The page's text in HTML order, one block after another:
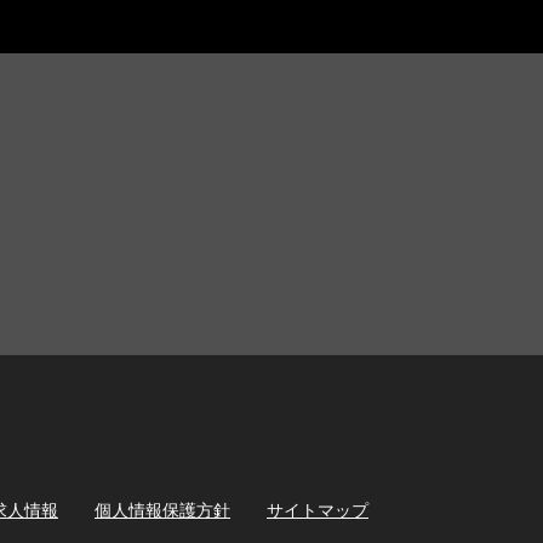
人情報 個人情報保護方針 サイトマップ